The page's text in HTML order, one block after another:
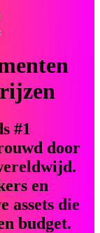
#1
door
en
assets die
budget.